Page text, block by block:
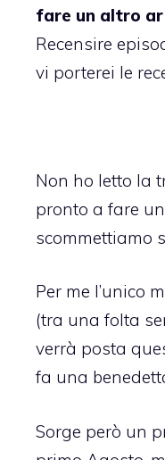
fare un altro
Recensire
vi porterei le
Non ho letto la
pronto a fare
scommettiamo
Per me l’unico
(tra una folta
verrà posta
fa una
Sorge però un